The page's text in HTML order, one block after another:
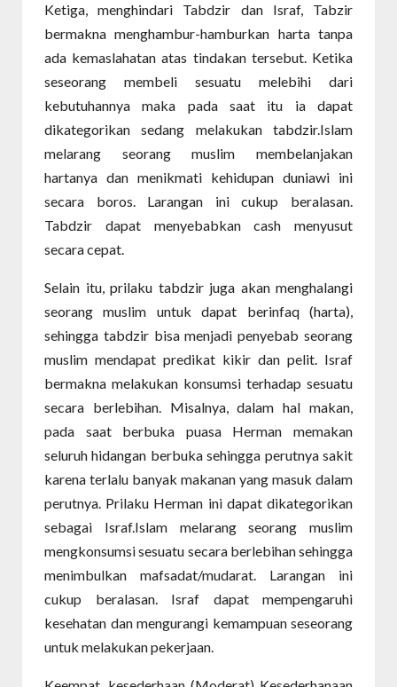
Ketiga, menghindari Tabdzir dan Israf, Tabzir
bermakna menghambur-hamburkan harta tanpa
ada kemaslahatan atas tindakan tersebut. Ketika
seseorang membeli sesuatu melebihi dari
kebutuhannya maka pada saat itu ia dapat
dikategorikan sedang melakukan tabdzir.Islam
melarang seorang muslim membelanjakan
hartanya dan menikmati kehidupan duniawi ini
secara boros. Larangan ini cukup beralasan.
Tabdzir dapat menyebabkan cash menyusut
secara cepat.
Selain itu, prilaku tabdzir juga akan menghalangi
seorang muslim untuk dapat berinfaq (harta),
sehingga tabdzir bisa menjadi penyebab seorang
muslim mendapat predikat kikir dan pelit. Israf
bermakna melakukan konsumsi terhadap sesuatu
secara berlebihan. Misalnya, dalam hal makan,
pada saat berbuka puasa Herman memakan
seluruh hidangan berbuka sehingga perutnya sakit
karena terlalu banyak makanan yang masuk dalam
perutnya. Prilaku Herman ini dapat dikategorikan
sebagai Israf.Islam melarang seorang muslim
mengkonsumsi sesuatu secara berlebihan sehingga
menimbulkan mafsadat/mudarat. Larangan ini
cukup beralasan. Israf dapat mempengaruhi
kesehatan dan mengurangi kemampuan seseorang
untuk melakukan pekerjaan.